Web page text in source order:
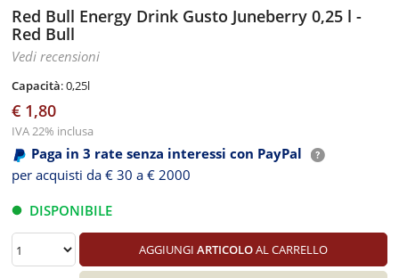
Red Bull Energy Drink Gusto Juneberry 0,25 l -
Red Bull
Vedi recensioni
Capacità: 0,25l
€ 1,80
IVA 22% inclusa
Paga in 3 rate senza interessi con PayPal
per acquisti da € 30 a € 2000
DISPONIBILE
AGGIUNGI ARTICOLOAL CARRELLO